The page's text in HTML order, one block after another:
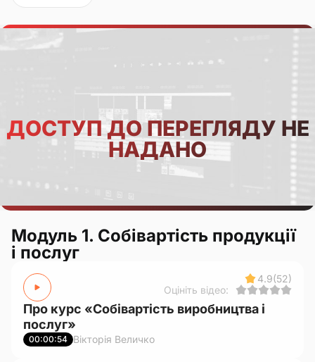
ДОСТУП ДО ПЕРЕГЛЯДУ НЕ
НАДАНО
Модуль 1. Собівартість продукції
і послуг
4.9(52)
Оцініть відео:
Про курс «Собівартість виробництва і
послуг»
00:00:54 Вікторія Величко